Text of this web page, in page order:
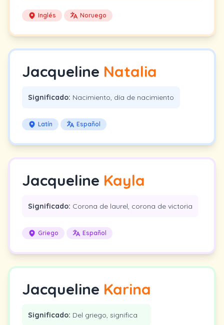
Inglés Noruego
Jacqueline Natalia
Significado: Nacimiento, día de nacimiento
Latín Español
Jacqueline Kayla
Significado: Corona de laurel, corona de victoria
Griego Español
Jacqueline Karina
Significado: Del griego, significa